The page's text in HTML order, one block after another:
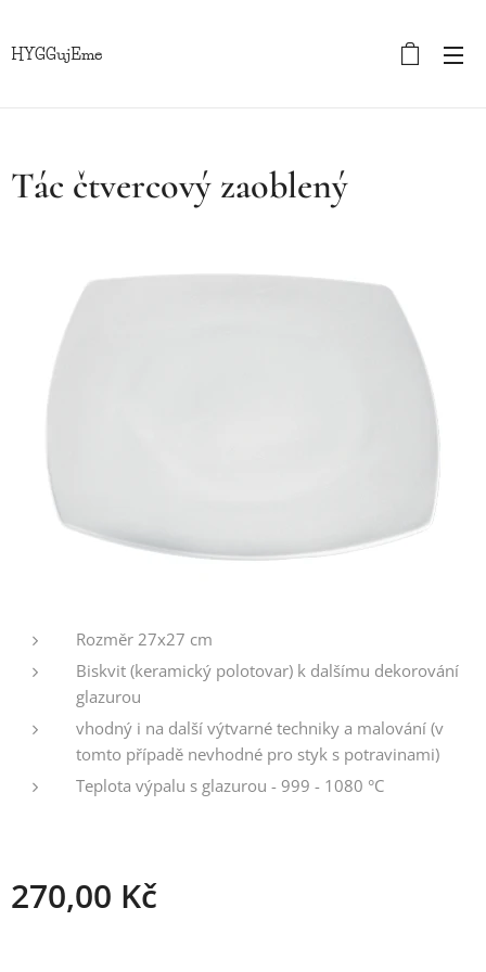
HYGGujEme
Tác čtvercový zaoblený
Rozměr 27x27 cm
Biskvit (keramický polotovar) k dalšímu dekorování
glazurou
vhodný i na další výtvarné techniky a malování (v
tomto případě nevhodné pro styk s potravinami)
Teplota výpalu s glazurou - 999 - 1080 °C
270,00 Kč